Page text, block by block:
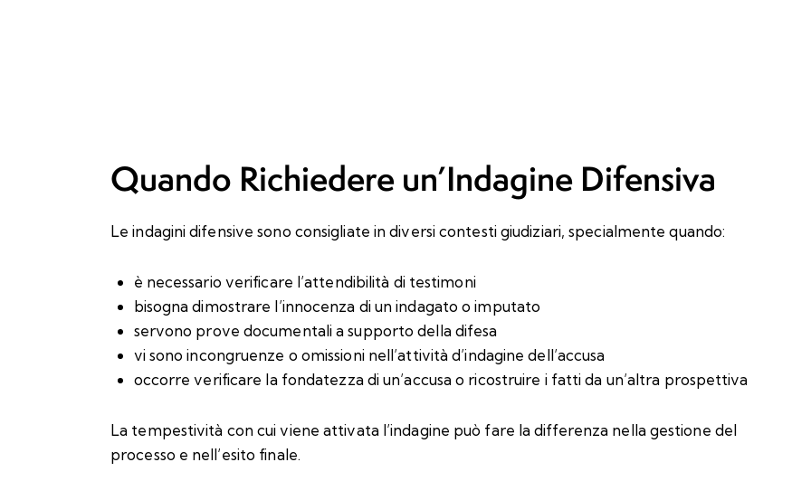
Quando Richiedere un’Indagine Difensiva
Le indagini difensive sono consigliate in diversi contesti giudiziari, specialmente quando:
è necessario verificare l’attendibilità di testimoni
bisogna dimostrare l’innocenza di un indagato o imputato
servono prove documentali a supporto della difesa
vi sono incongruenze o omissioni nell’attività d’indagine dell’accusa
occorre verificare la fondatezza di un’accusa o ricostruire i fatti da un’altra prospettiva
La tempestività con cui viene attivata l’indagine può fare la differenza nella gestione del
processo e nell’esito finale.